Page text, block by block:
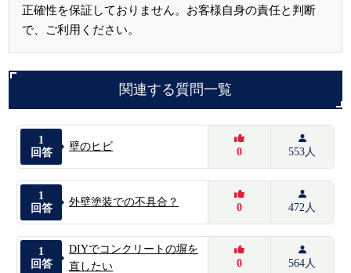
正確性を保証しておりません。お客様自身の責任と判断
で、ご利用ください。
関連する質問一覧
1
回答
壁のヒビ 0 553人
1
回答
外壁塗装での不具合？ 0 472人
1
回答
DIYでコンクリートの塀を
直したい
0 564人